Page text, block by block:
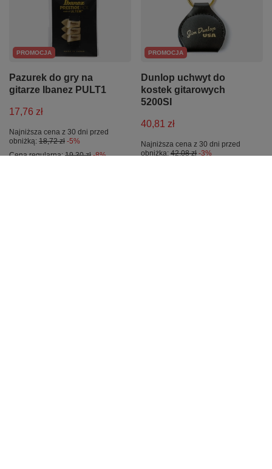
PROMOCJA
Pazurek do gry na
gitarze Ibanez PULT1
17,76 zł
Najniższa cena z 30 dni przed
obniżką: 18,72 zł -5%
Cena regularna:19,30 zł -8%
PROMOCJA
Dunlop uchwyt do
kostek gitarowych
5200SI
40,81 zł
Najniższa cena z 30 dni przed
obniżką: 42,08 zł -3%